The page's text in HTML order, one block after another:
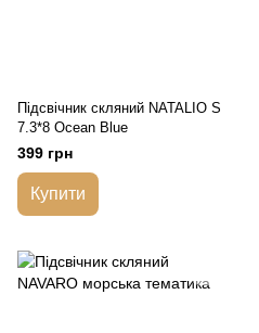
Підсвічник скляний NATALIO S
7.3*8 Ocean Blue
399 грн
Купити